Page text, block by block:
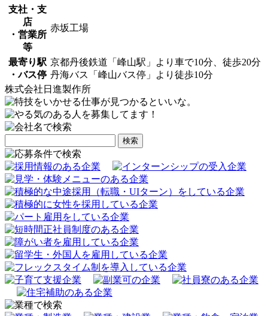
支社・支
店
・営業所
等
赤坂工場
最寄り駅
・バス停
京都丹後鉄道「峰山駅」より車で10分、徒歩20分
丹海バス「峰山バス停」より徒歩10分
株式会社日進製作所
索: